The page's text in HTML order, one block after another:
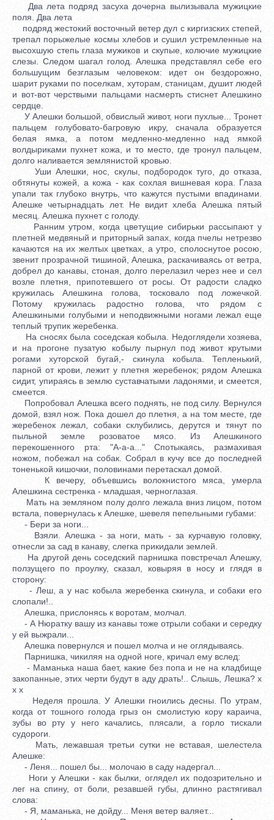
Два лета подряд засуха дочерна вылизывала мужицкие
поля. Два лета
подряд жестокий восточный ветер дул с киргизских степей,
трепал порыжелые космы хлебов и сушил устремленные на
высохшую степь глаза мужиков и скупые, колючие мужицкие
слезы. Следом шагал голод. Алешка представлял себе его
большущим безглазым человеком: идет он бездорожно,
шарит руками по поселкам, хуторам, станицам, душит людей
и вот-вот черствыми пальцами насмерть стиснет Алешкино
сердце.
У Алешки большой, обвислый живот, ноги пухлые... Тронет
пальцем голубовато-багровую икру, сначала образуется
белая ямка, а потом медленно-медленно над ямкой
волдыриками пухнет кожа, и то место, где тронул пальцем,
долго наливается землянистой кровью.
Уши Алешки, нос, скулы, подбородок туго, до отказа,
обтянуты кожей, а кожа - как сохлая вишневая кора. Глаза
упали так глубоко внутрь, что кажутся пустыми впадинами.
Алешке четырнадцать лет. Не видит хлеба Алешка пятый
месяц. Алешка пухнет с голоду.
Ранним утром, когда цветущие сибирьки рассыпают у
плетней медвяный и приторный запах, когда пчелы нетрезво
качаются на их желтых цветках, а утро, сполоснутое росою,
звенит прозрачной тишиной, Алешка, раскачиваясь от ветра,
добрел до канавы, стоная, долго перелазил через нее и сел
возле плетня, припотевшего от росы. От радости сладко
кружилась Алешкина голова, тосковало под ложечкой.
Потому кружилась радостно голова, что рядом с
Алешкиными голубыми и неподвижными ногами лежал еще
теплый трупик жеребенка.
На сносях была соседская кобыла. Недоглядели хозяева,
и на прогоне пузатую кобылу пырнул под живот крутыми
рогами хуторской бугай,- скинула кобыла. Тепленький,
парной от крови, лежит у плетня жеребенок; рядом Алешка
сидит, упираясь в землю суставчатыми ладонями, и смеется,
смеется.
Попробовал Алешка всего поднять, не под силу. Вернулся
домой, взял нож. Пока дошел до плетня, а на том месте, где
жеребенок лежал, собаки склубились, дерутся и тянут по
пыльной земле розоватое мясо. Из Алешкиного
перекошенного рта: "А-а-а..." Спотыкаясь, размахивая
ножом, побежал на собак. Собрал в кучу все до последней
тоненькой кишочки, половинами перетаскал домой.
К вечеру, объевшись волокнистого мяса, умерла
Алешкина сестренка - младшая, черноглазая.
Мать на земляном полу долго лежала вниз лицом, потом
встала, повернулась к Алешке, шевеля пепельными губами:
- Бери за ноги...
Взяли. Алешка - за ноги, мать - за курчавую головку,
отнесли за сад в канаву, слегка прикидали землей.
На другой день соседский парнишка повстречал Алешку,
ползущего по проулку, сказал, ковыряя в носу и глядя в
сторону:
- Леш, а у нас кобыла жеребенка скинула, и собаки его
слопали!..
Алешка, прислонясь к воротам, молчал.
- А Нюратку вашу из канавы тоже отрыли собаки и середку
у ей выжрали...
Алешка повернулся и пошел молча и не оглядываясь.
Парнишка, чикиляя на одной ноге, кричал ему вслед:
- Маманька наша бает, какие без попа и не на кладбище
закопанные, этих черти будут в аду драть!.. Слышь, Лешка? x
x x
Неделя прошла. У Алешки гноились десны. По утрам,
когда от тошного голода грыз он смолистую кору караича,
зубы во рту у него качались, плясали, а горло тискали
судороги.
Мать, лежавшая третьи сутки не вставая, шелестела
Алешке:
- Леня... пошел бы... молочаю в саду надергал...
Ноги у Алешки - как былки, оглядел их подозрительно и
лег на спину, от боли, резавшей губы, длинно растягивал
слова:
- Я, маманька, не дойду... Меня ветер валяет...